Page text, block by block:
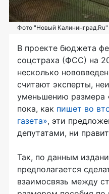
Фото "Новый Калининград.Ru"
В проекте бюджета
соцстраха (ФСС) на
несколько
считают эксперты,
уменьшению размера
пока, как пишет во
газета», эти
депутатами, ни
Так, по данным
предполагается
взаимосвязь между